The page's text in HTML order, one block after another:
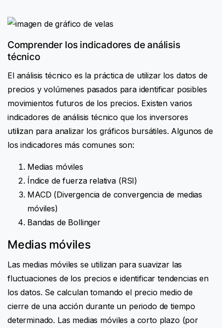
Comprender los indicadores de análisis
técnico
El análisis técnico es la práctica de utilizar los datos de
precios y volúmenes pasados para identificar posibles
movimientos futuros de los precios. Existen varios
indicadores de análisis técnico que los inversores
utilizan para analizar los gráficos bursátiles. Algunos de
los indicadores más comunes son:
Medias móviles
Índice de fuerza relativa (RSI)
MACD (Divergencia de convergencia de medias
móviles)
Bandas de Bollinger
Medias móviles
Las medias móviles se utilizan para suavizar las
fluctuaciones de los precios e identificar tendencias en
los datos. Se calculan tomando el precio medio de
cierre de una acción durante un periodo de tiempo
determinado. Las medias móviles a corto plazo (por